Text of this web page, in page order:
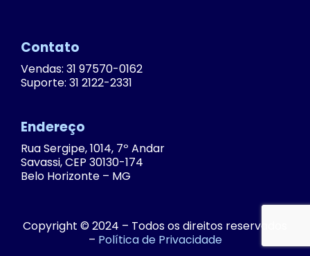
Contato
Vendas: 31 97570-0162
Suporte: 31 2122-2331
Endereço
Rua Sergipe, 1014, 7º Andar
Savassi, CEP 30130-174
Belo Horizonte – MG
Copyright © 2024 – Todos os direitos reservados
– Política de Privacidade